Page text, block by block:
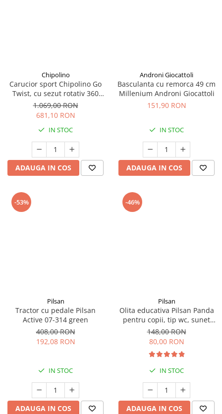
Chipolino
Carucior sport Chipolino Go
Twist, cu sezut rotativ 360
grade, pliere cu o singura
mana, pana la 22 kg, Latte
1.069,00 RON
681,10 RON
IN STOC
ADAUGA IN COS
Androni Giocattoli
Basculanta cu remorca 49 cm
Millenium Androni Giocattoli
151,90 RON
IN STOC
ADAUGA IN COS
-53%
Pilsan
Tractor cu pedale Pilsan
Active 07-314 green
408,00 RON
192,08 RON
IN STOC
ADAUGA IN COS
-46%
Pilsan
Olita educativa Pilsan Panda
pentru copii, tip wc, sunet
sifon, suport hartie
148,00 RON
80,00 RON
IN STOC
ADAUGA IN COS